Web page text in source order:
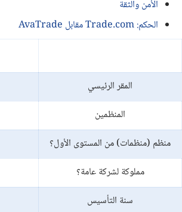
الأمن والثقة
الحكم: Trade.com مقابل AvaTrade
المقر الرئيسي
المنظمين
منظم (منظمات) من المستوى الأول؟
مملوكة لشركة عامة؟
سنة التأسيس